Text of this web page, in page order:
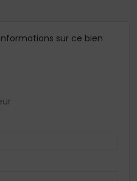
sur ce bien